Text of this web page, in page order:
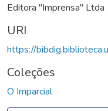
Editora "Imprensa" Ltda
URI
https://
Coleções
O Imparcial